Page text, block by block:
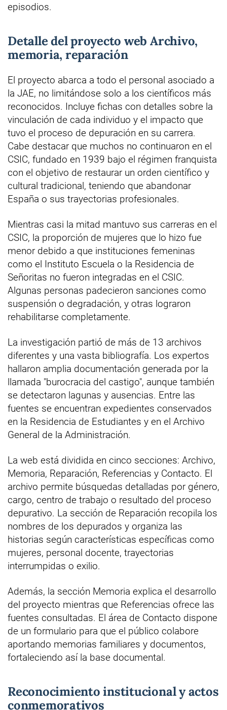
episodios.
Detalle del proyecto web Archivo,
memoria, reparación
El proyecto abarca a todo el personal asociado a
la JAE, no limitándose solo a los científicos más
reconocidos. Incluye fichas con detalles sobre la
vinculación de cada individuo y el impacto que
tuvo el proceso de depuración en su carrera.
Cabe destacar que muchos no continuaron en el
CSIC, fundado en 1939 bajo el régimen franquista
con el objetivo de restaurar un orden científico y
cultural tradicional, teniendo que abandonar
España o sus trayectorias profesionales.
Mientras casi la mitad mantuvo sus carreras en el
CSIC, la proporción de mujeres que lo hizo fue
menor debido a que instituciones femeninas
como el Instituto Escuela o la Residencia de
Señoritas no fueron integradas en el CSIC.
Algunas personas padecieron sanciones como
suspensión o degradación, y otras lograron
rehabilitarse completamente.
La investigación partió de más de 13 archivos
diferentes y una vasta bibliografía. Los expertos
hallaron amplia documentación generada por la
llamada "burocracia del castigo", aunque también
se detectaron lagunas y ausencias. Entre las
fuentes se encuentran expedientes conservados
en la Residencia de Estudiantes y en el Archivo
General de la Administración.
La web está dividida en cinco secciones: Archivo,
Memoria, Reparación, Referencias y Contacto. El
archivo permite búsquedas detalladas por género,
cargo, centro de trabajo o resultado del proceso
depurativo. La sección de Reparación recopila los
nombres de los depurados y organiza las
historias según características específicas como
mujeres, personal docente, trayectorias
interrumpidas o exilio.
Además, la sección Memoria explica el desarrollo
del proyecto mientras que Referencias ofrece las
fuentes consultadas. El área de Contacto dispone
de un formulario para que el público colabore
aportando memorias familiares y documentos,
fortaleciendo así la base documental.
Reconocimiento institucional y actos
conmemorativos